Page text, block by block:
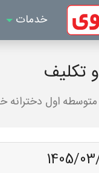
خدمات
تکلیف
متوسطه اول دخترانه
1405/